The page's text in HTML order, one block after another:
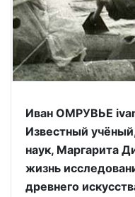
Иван ОМРУВЬЕ
Известный
наук, Маргарита
жизнь
древнего